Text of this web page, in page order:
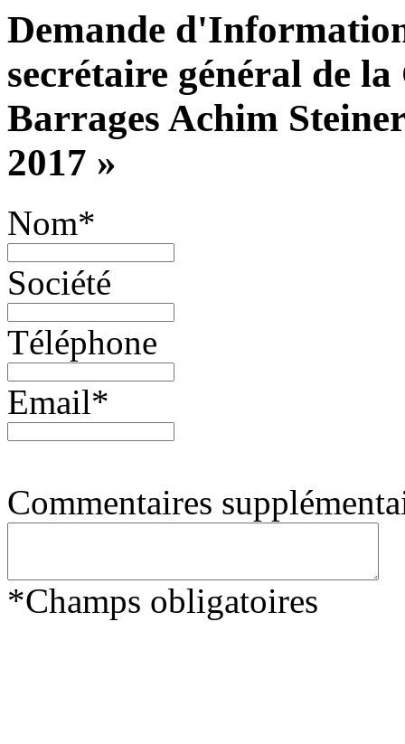
Demande
secrétaire général de
Barrages Achim
2017 »
Nom*
Société
Téléphone
Email*
Commentaires
*Champs obligatoires